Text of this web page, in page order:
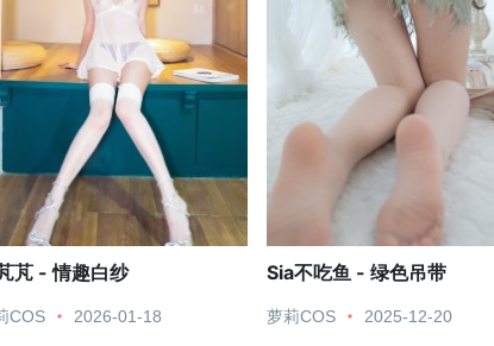
芃 - 情趣白纱
COS 2026-01-18
Sia不吃鱼 - 绿色吊带
萝莉COS 2025-12-20